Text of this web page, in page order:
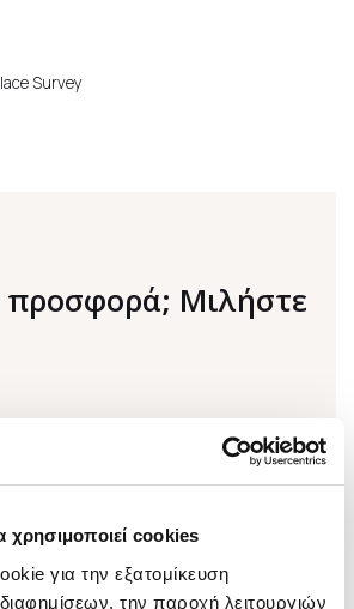
χρησιμοποιεί cookies
για την εξατομίκευση
την παροχή λειτουργιών
Survey
προσφορά; Μιλήστε